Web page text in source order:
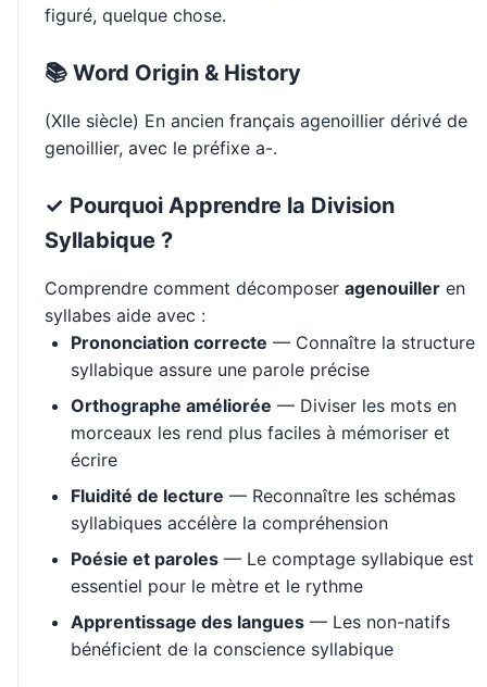
figuré, quelque chose.
📚 Word Origin & History
(XIIe siècle) En ancien français agenoillier dérivé de
genoillier, avec le préfixe a-.
✓ Pourquoi Apprendre la Division
Syllabique ?
Comprendre comment décomposer agenouiller en
syllabes aide avec :
Prononciation correcte — Connaître la structure
syllabique assure une parole précise
Orthographe améliorée — Diviser les mots en
morceaux les rend plus faciles à mémoriser et
écrire
Fluidité de lecture — Reconnaître les schémas
syllabiques accélère la compréhension
Poésie et paroles — Le comptage syllabique est
essentiel pour le mètre et le rythme
Apprentissage des langues — Les non-natifs
bénéficient de la conscience syllabique